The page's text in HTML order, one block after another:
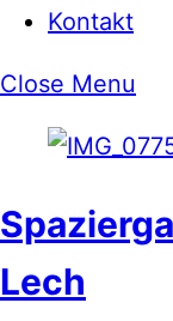
Kontakt
Close Menu
Lech